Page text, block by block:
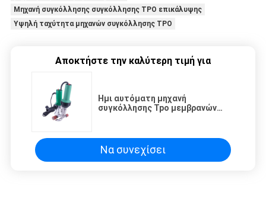
Μηχανή συγκόλλησης συγκόλλησης TPO επικάλυψης
Υψηλή ταχύτητα μηχανών συγκόλλησης TPO
Αποκτήστε την καλύτερη τιμή για
Ημι αυτόματη μηχανή
συγκόλλησης Tpo μεμβρανών
Να συνεχίσει